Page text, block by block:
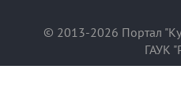
© 2013-2026 Портал
ГАУК